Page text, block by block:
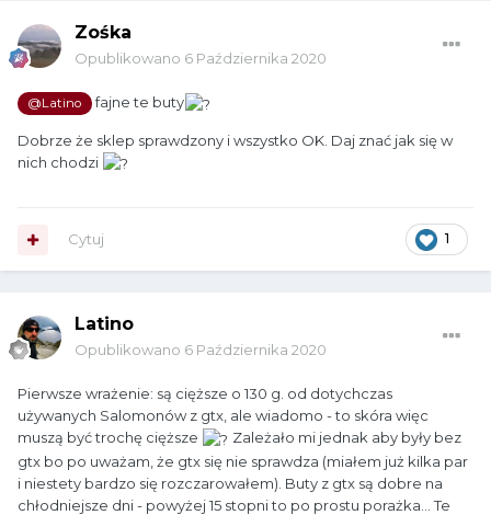
Zośka
Opublikowano 6 Października 2020
@Latino fajne te buty
Dobrze że sklep sprawdzony i wszystko OK. Daj znać jak się w
nich chodzi
1
Cytuj
Latino
Opublikowano 6 Października 2020
Pierwsze wrażenie: są cięższe o 130 g. od dotychczas
używanych Salomonów z gtx, ale wiadomo - to skóra więc
muszą być trochę cięższe
Zależało mi jednak aby były bez
gtx bo po uważam, że gtx się nie sprawdza (miałem już kilka par
i niestety bardzo się rozczarowałem). Buty z gtx są dobre na
chłodniejsze dni - powyżej 15 stopni to po prostu porażka... Te